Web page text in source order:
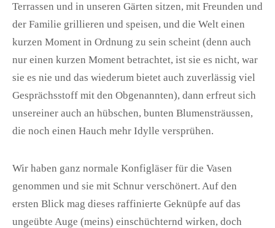
Terrassen und in unseren Gärten sitzen, mit Freunden und
der Familie grillieren und speisen, und die Welt einen
kurzen Moment in Ordnung zu sein scheint (denn auch
nur einen kurzen Moment betrachtet, ist sie es nicht, war
sie es nie und das wiederum bietet auch zuverlässig viel
Gesprächsstoff mit den Obgenannten), dann erfreut sich
unsereiner auch an hübschen, bunten Blumensträussen,
die noch einen Hauch mehr Idylle versprühen.
Wir haben ganz normale Konfigläser für die Vasen
genommen und sie mit Schnur verschönert. Auf den
ersten Blick mag dieses raffinierte Geknüpfe auf das
ungeübte Auge (meins) einschüchternd wirken, doch